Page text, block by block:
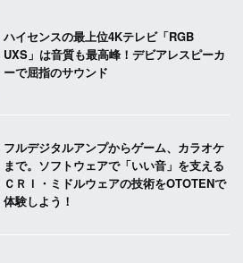
ハイセンスの最上位4Kテレビ「RGB
UXS」は音質も最高峰！デビアレスピーカ
ーで屈指のサウンド
フルデジタルアンプからゲーム、カラオケ
まで。ソフトウェアで「いい音」を支える
ＣＲＩ・ミドルウェアの技術をOTOTENで
体験しよう！